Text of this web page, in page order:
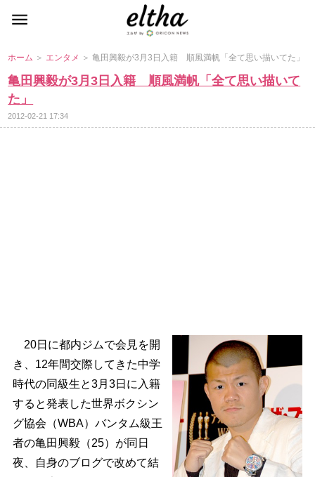
ホーム ＞ エンタメ ＞ 亀田興毅が3月3日入籍 順風満帆「全て思い描いてた」
亀田興毅が3月3日入籍 順風満帆「全て思い描いて
た」
2012-02-21 17:34
20日に都内ジムで会見を開
き、12年間交際してきた中学
時代の同級生と3月3日に入籍
すると発表した世界ボクシン
グ協会（WBA）バンタム級王
者の亀田興毅（25）が同日
夜、自身のブログで改めて結